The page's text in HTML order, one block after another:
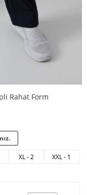
Rahat Form
XL - 2 XXL - 1